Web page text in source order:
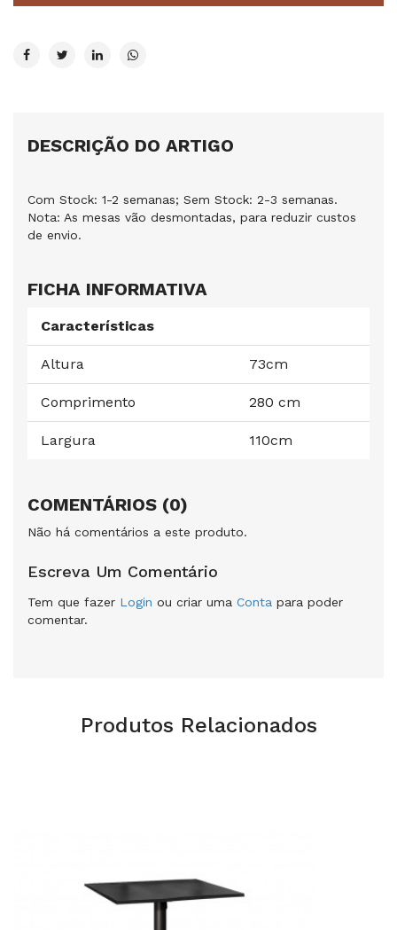
DESCRIÇÃO DO ARTIGO
Com Stock: 1-2 semanas; Sem Stock: 2-3 semanas.
Nota: As mesas vão desmontadas, para reduzir custos
de envio.
FICHA INFORMATIVA
Características
Altura 73cm
Comprimento 280 cm
Largura 110cm
COMENTÁRIOS (0)
Não há comentários a este produto.
Escreva Um Comentário
Tem que fazer Login ou criar uma Conta para poder
comentar.
Produtos Relacionados